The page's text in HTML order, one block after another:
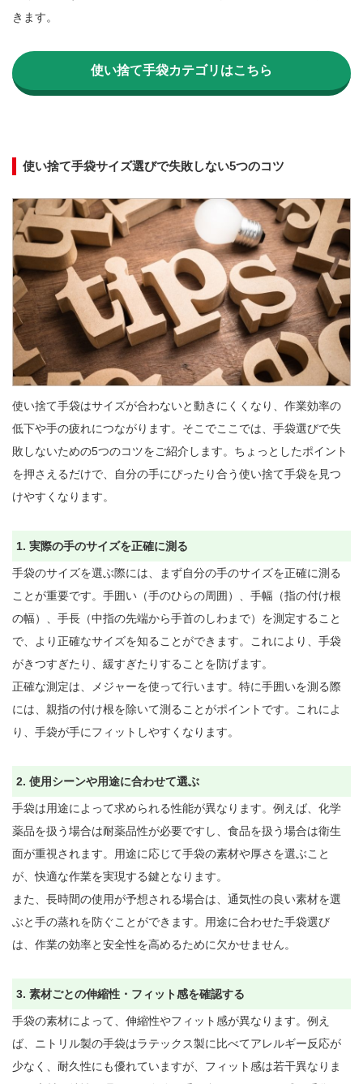
きます。
使い捨て手袋カテゴリはこちら
使い捨て手袋サイズ選びで失敗しない5つのコツ
使い捨て手袋はサイズが合わないと動きにくくなり、作業効率の
低下や手の疲れにつながります。そこでここでは、手袋選びで失
敗しないための5つのコツをご紹介します。ちょっとしたポイント
を押さえるだけで、自分の手にぴったり合う使い捨て手袋を見つ
けやすくなります。
1. 実際の手のサイズを正確に測る
手袋のサイズを選ぶ際には、まず自分の手のサイズを正確に測る
ことが重要です。手囲い（手のひらの周囲）、手幅（指の付け根
の幅）、手長（中指の先端から手首のしわまで）を測定すること
で、より正確なサイズを知ることができます。これにより、手袋
がきつすぎたり、緩すぎたりすることを防げます。
正確な測定は、メジャーを使って行います。特に手囲いを測る際
には、親指の付け根を除いて測ることがポイントです。これによ
り、手袋が手にフィットしやすくなります。
2. 使用シーンや用途に合わせて選ぶ
手袋は用途によって求められる性能が異なります。例えば、化学
薬品を扱う場合は耐薬品性が必要ですし、食品を扱う場合は衛生
面が重視されます。用途に応じて手袋の素材や厚さを選ぶこと
が、快適な作業を実現する鍵となります。
また、長時間の使用が予想される場合は、通気性の良い素材を選
ぶと手の蒸れを防ぐことができます。用途に合わせた手袋選び
は、作業の効率と安全性を高めるために欠かせません。
3. 素材ごとの伸縮性・フィット感を確認する
手袋の素材によって、伸縮性やフィット感が異なります。例え
ば、ニトリル製の手袋はラテックス製に比べてアレルギー反応が
少なく、耐久性にも優れていますが、フィット感は若干異なりま